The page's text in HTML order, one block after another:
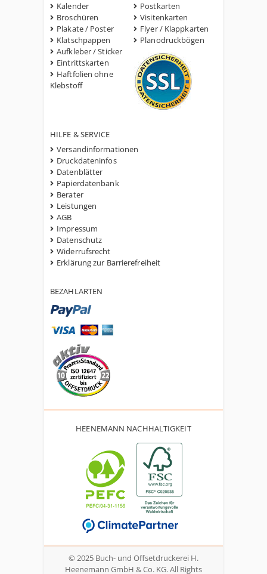
Kalender
Broschüren
Plakate / Poster
Klatschpappen
Aufkleber / Sticker
Eintrittskarten
Haftfolien ohne
Klebstoff
Postkarten
Visitenkarten
Flyer / Klappkarten
Planodruckbögen
HILFE & SERVICE
Versandinformationen
Druckdateninfos
Datenblätter
Papierdatenbank
Berater
Leistungen
AGB
Impressum
Datenschutz
Widerrufsrecht
Erklärung zur Barrierefreiheit
BEZAHLARTEN
HEENEMANN NACHHALTIGKEIT
© 2025 Buch- und Offsetdruckerei H.
Heenemann GmbH & Co. KG. All Rights